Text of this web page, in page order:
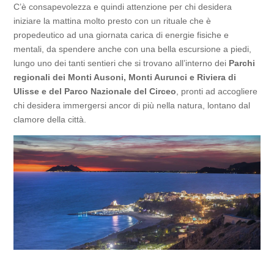
C’è consapevolezza e quindi attenzione per chi desidera
iniziare la mattina molto presto con un rituale che è
propedeutico ad una giornata carica di energie fisiche e
mentali, da spendere anche con una bella escursione a piedi,
lungo uno dei tanti sentieri che si trovano all’interno dei Parchi
regionali dei Monti Ausoni, Monti Aurunci e Riviera di
Ulisse e del Parco Nazionale del Circeo, pronti ad accogliere
chi desidera immergersi ancor di più nella natura, lontano dal
clamore della città.